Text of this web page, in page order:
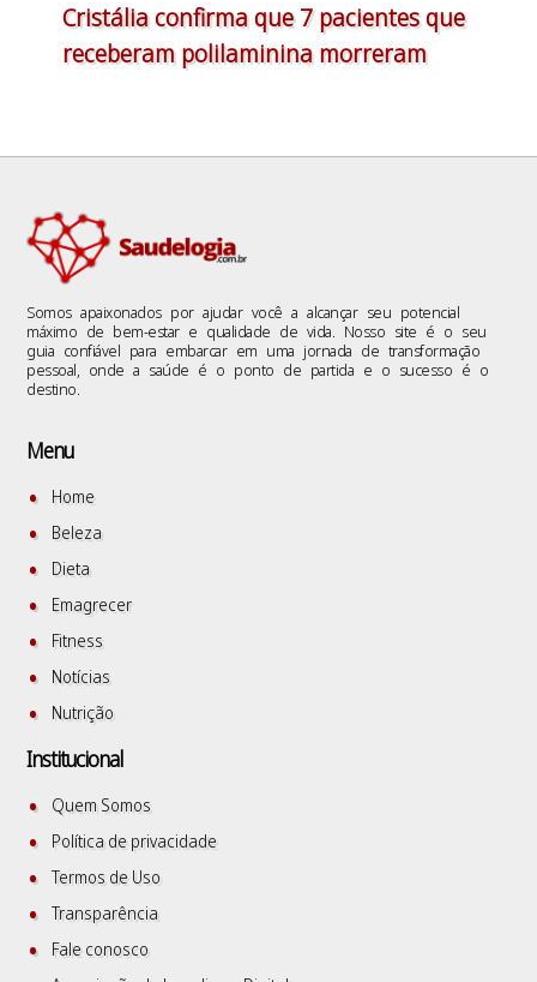
Cristália confirma que 7 pacientes que
receberam polilaminina morreram
Somos apaixonados por ajudar você a alcançar seu potencial
máximo de bem-estar e qualidade de vida. Nosso site é o seu
guia confiável para embarcar em uma jornada de transformação
pessoal, onde a saúde é o ponto de partida e o sucesso é o
destino.
Menu
Home
Beleza
Dieta
Emagrecer
Fitness
Notícias
Nutrição
Institucional
Quem Somos
Política de privacidade
Termos de Uso
Transparência
Fale conosco